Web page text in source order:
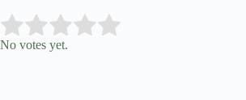
Rate this item:
No votes yet.